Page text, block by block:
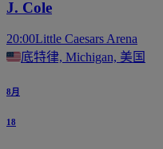
J. Cole
20:00Little Caesars Arena
底特律, Michigan, 美国
8月
18